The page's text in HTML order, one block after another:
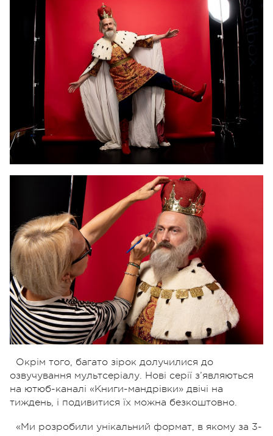
Окрім того, багато зірок долучилися до
озвучування мультсеріалу. Нові серії з’являються
на ютюб-каналі «Книги-мандрівки» двічі на
тиждень, і подивитися їх можна безкоштовно.
«Ми розробили унікальний формат, в якому за 3-